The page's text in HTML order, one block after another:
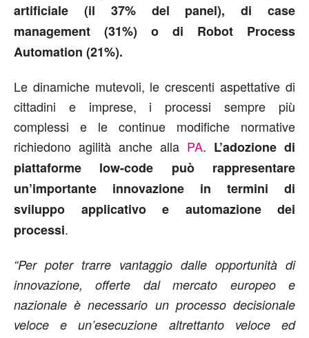
artificiale (il 37% del panel), di case
management (31%) o di Robot Process
Automation (21%).
Le dinamiche mutevoli, le crescenti aspettative di
cittadini e imprese, i processi sempre più
complessi e le continue modifiche normative
richiedono agilità anche alla PA. L’adozione di
piattaforme low-code può rappresentare
un’importante innovazione in termini di
sviluppo applicativo e automazione dei
processi.
“Per poter trarre vantaggio dalle opportunità di
innovazione, offerte dal mercato europeo e
nazionale è necessario un processo decisionale
veloce e un’esecuzione altrettanto veloce ed